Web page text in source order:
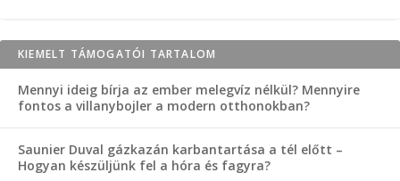
KIEMELT TÁMOGATÓI TARTALOM
Mennyi ideig bírja az ember melegvíz nélkül? Mennyire
fontos a villanybojler a modern otthonokban?
Saunier Duval gázkazán karbantartása a tél előtt –
Hogyan készüljünk fel a hóra és fagyra?